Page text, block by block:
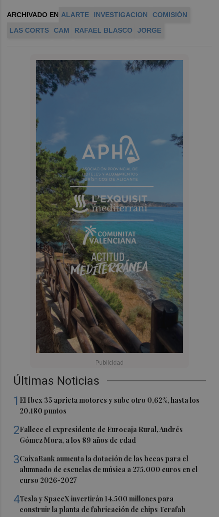
Últimas Noticias
1 El Ibex 35 aprieta motores y sube otro 0,62%, hasta los
20.180 puntos
2Fallece el expresidente de Eurocaja Rural, Andrés
Gómez Mora, a los 89 años de edad
3CaixaBank aumenta la dotación de las becas para el
alumnado de escuelas de música a 275.000 euros en el
curso 2026-2027
4Tesla y SpaceX invertirán 14.500 millones para
construir la planta de fabricación de chips Terafab
ARCHIVADO EN ALARTE INVESTIGACION
COMISIÓN
LAS CORTS
CAM RAFAEL BLASCO JORGE